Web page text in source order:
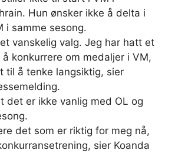
Hun ønsker ikke å delta i
i samme sesong.
vanskelig valg. Jeg har hatt et
konkurrere om medaljer i VM,
til å tenke langsiktig, sier
det er ikke vanlig med OL og
det som er riktig for meg nå,
sier Koanda